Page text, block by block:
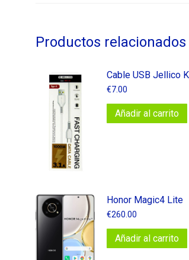
Productos relacionados
Cable USB Jellico
€7.00
Añadir al carrito
Honor Magic4 Lite
€260.00
Añadir al carrito